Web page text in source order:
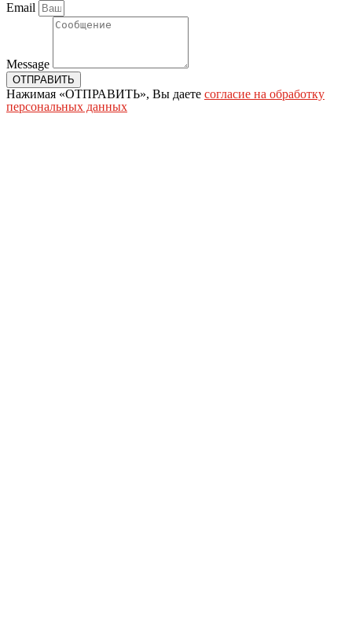
Email
Message
ОТПРАВИТЬ
Нажимая «ОТПРАВИТЬ», Вы даете согласие на обработку
персональных данных